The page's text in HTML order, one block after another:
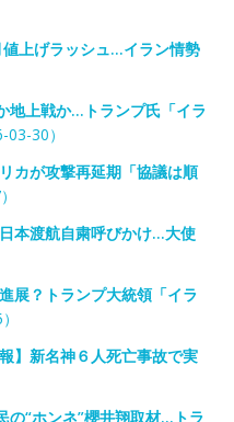
上げラッシュ…イラン情勢
上戦か…トランプ氏「イラ
03-30）
が攻撃再延期「協議は順
本渡航自粛呼びかけ…大使
展？トランプ大統領「イラ
新名神６人死亡事故で実
“ホンネ”櫻井翔取材…トラ